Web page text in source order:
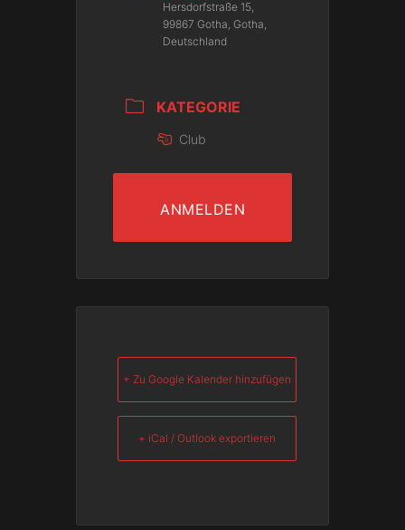
Hersdorfstraße 15,
99867 Gotha, Gotha,
Deutschland
KATEGORIE
Club
ANMELDEN
+ Zu Google Kalender hinzufügen
+ iCal / Outlook exportieren